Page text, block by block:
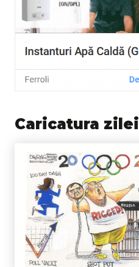
Caricatura zilei